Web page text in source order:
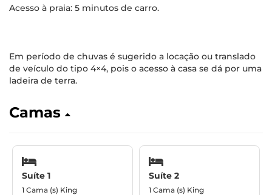
Acesso à praia: 5 minutos de carro.
Em período de chuvas é sugerido a locação ou translado
de veículo do tipo 4×4, pois o acesso à casa se dá por uma
ladeira de terra.
Camas
Suíte 1
1 Cama (s) King
Suíte 2
1 Cama (s) King